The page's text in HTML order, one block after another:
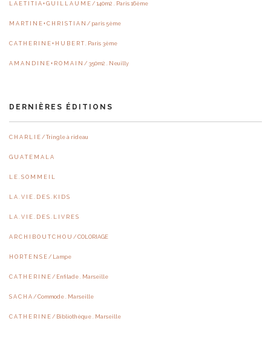
L A E T I T I A + G U I L L A U M E / 140m2 . Paris 16ème
M A R T I N E + C H R I S T I A N / paris 5ème
C A T H E R I N E + H U B E R T . Paris 3ème
A M A N D I N E + R O M A I N / 350m2 . Neuilly
DERNIÈRES ÉDITIONS
C H A R L I E / Tringle à rideau
G U A T E M A L A
L E . S O M M E I L
L A . V I E . D E S . K I D S
L A . V I E . D E S . L I V R E S
A R C H I B O U T C H O U / COLORIAGE
H O R T E N S E / Lampe
C A T H E R I N E / Enfilade . Marseille
S A C H A / Commode . Marseille
C A T H E R I N E / Bibliothèque . Marseille